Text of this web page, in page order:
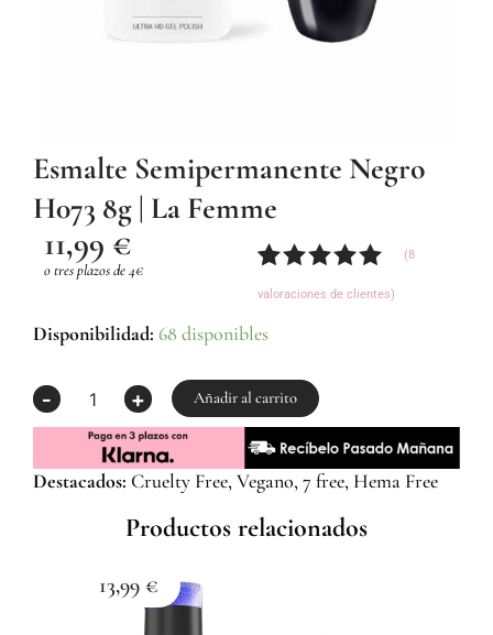
Esmalte Semipermanente Negro
H073 8g | La Femme
11,99 €
o tres plazos de 4€
Valorado
5 en base
8
valoraciones
de
clientes
(8
valoraciones de clientes)
Disponibilidad: 68 disponibles
-
Esmalte
H073
8g
Femme
+ Añadir al carrito
Destacados: Cruelty Free, Vegano, 7 free, Hema Free
Productos relacionados
13,99 €